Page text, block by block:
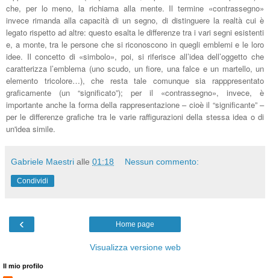
che, per lo meno, la richiama alla mente. Il termine «contrassegno»
invece rimanda alla capacità di un segno, di distinguere la realtà cui è
legato rispetto ad altre: questo esalta le differenze tra i vari segni esistenti
e, a monte, tra le persone che si riconoscono in quegli emblemi e le loro
idee. Il concetto di «simbolo», poi, si riferisce all’idea dell’oggetto che
caratterizza l’emblema (uno scudo, un fiore, una falce e un martello, un
elemento tricolore…), che resta tale comunque sia rapppresentato
graficamente (un “significato”); per il «contrassegno», invece, è
importante anche la forma della rappresentazione – cioè il “significante” –
per le differenze grafiche tra le varie raffigurazioni della stessa idea o di
un'idea simile.
Gabriele Maestri alle 01:18 Nessun commento:
Condividi
‹ Home page
Visualizza versione web
Il mio profilo